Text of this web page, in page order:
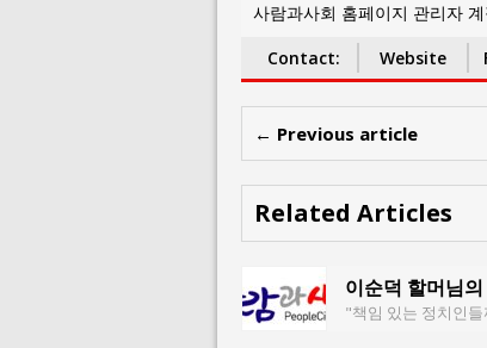
사람과사회 홈페이지 관리자
Contact:
Website
← Previous article
Related Articles
이순덕 할머님
"책임 있는 정치인